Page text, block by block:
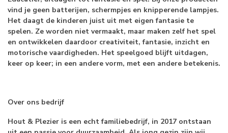
vind je geen batterijen, schermpjes en knipperende lampjes.
Het daagt de kinderen juist uit met eigen fantasie te
spelen. Ze worden niet vermaakt, maar maken zelf het spel
en ontwikkelen daardoor creativiteit, fantasie, inzicht en
motorische vaardigheden. Het speelgoed blijft uitdagen,
keer op keer; in een andere vorm, met een andere betekenis.
Over ons bedrijf
Hout & Plezier is een echt familiebedrijf, in 2017 ontstaan